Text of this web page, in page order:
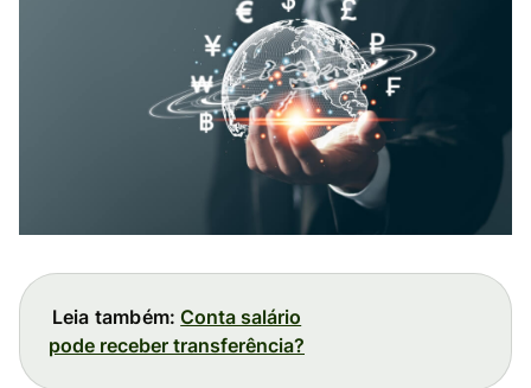
Leia também: Conta salário
pode receber transferência?